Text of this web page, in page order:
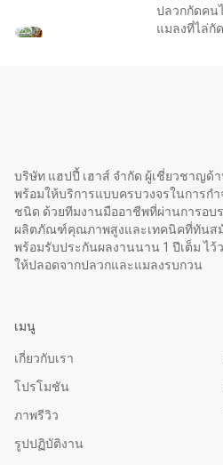
ปลวกกัดคน
แมลงที่ไล่กั
บริษัท แฮปปี้ เฮาส์ จำกัด ผู้เชี่ยวชาญด้
พร้อมให้บริการแบบครบวงจรในการก
ชนิด ด้วยทีมงานมืออาชีพที่ผ่านการอบ
ผลิตภัณฑ์คุณภาพสูงและเทคนิคที่ทันส
พร้อมรับประกันผลงานนาน 1 ปีเต็ม ไ
ให้ปลอดจากปลวกและแมลงรบกวน
เมนู
เกี่ยวกับเรา
โปรโมชัน
ภาพรีวิว
รูปปฏิบัติงาน